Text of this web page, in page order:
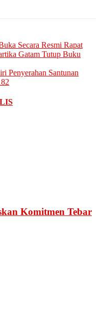
Secara Resmi Rapat
Gatam Tutup Buku
Penyerahan Santunan
Komitmen Tebar